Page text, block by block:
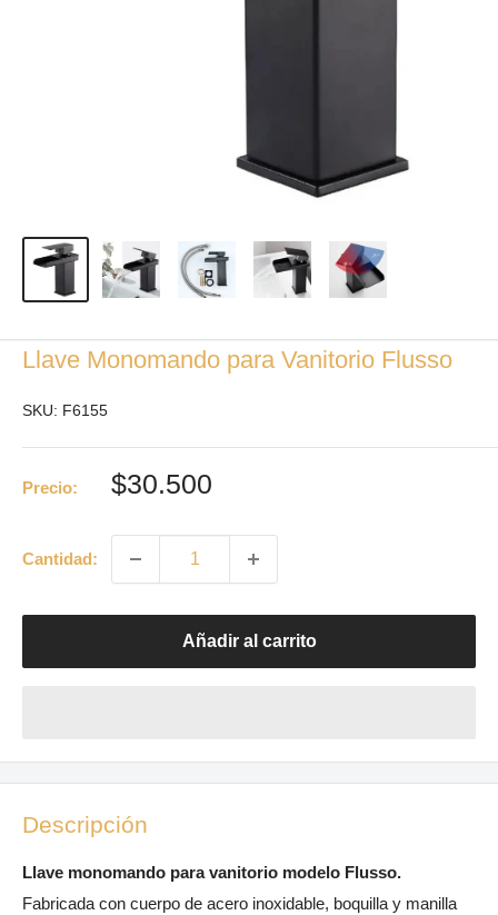
Llave Monomando para Vanitorio Flusso
SKU: F6155
Precio:
Precio
venta
$30.500
Cantidad:
Añadir al carrito
Descripción
Llave monomando para vanitorio modelo Flusso.
Fabricada con cuerpo de acero inoxidable, boquilla y manilla